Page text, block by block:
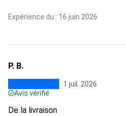
Expérience du : 16 juin 2026
P. B.
1 juil. 2026
Avis vérifié
De la livraison